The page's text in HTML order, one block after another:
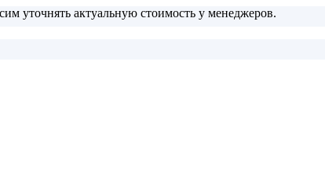
уточнять актуальную стоимость у менеджеров.